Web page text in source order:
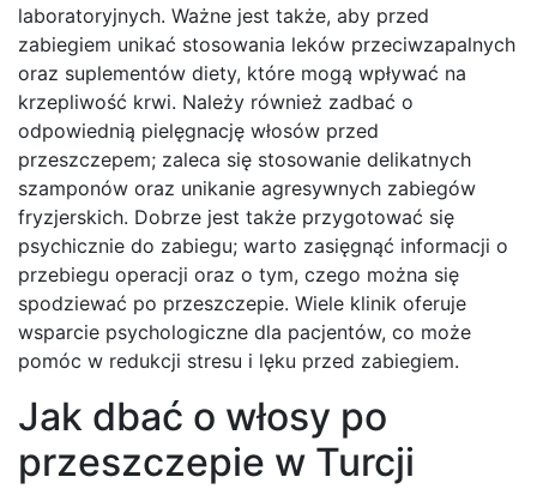
laboratoryjnych. Ważne jest także, aby przed
zabiegiem unikać stosowania leków przeciwzapalnych
oraz suplementów diety, które mogą wpływać na
krzepliwość krwi. Należy również zadbać o
odpowiednią pielęgnację włosów przed
przeszczepem; zaleca się stosowanie delikatnych
szamponów oraz unikanie agresywnych zabiegów
fryzjerskich. Dobrze jest także przygotować się
psychicznie do zabiegu; warto zasięgnąć informacji o
przebiegu operacji oraz o tym, czego można się
spodziewać po przeszczepie. Wiele klinik oferuje
wsparcie psychologiczne dla pacjentów, co może
pomóc w redukcji stresu i lęku przed zabiegiem.
Jak dbać o włosy po
przeszczepie w Turcji